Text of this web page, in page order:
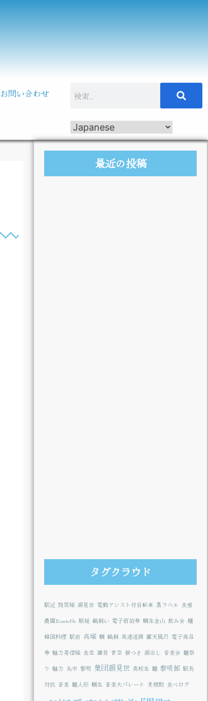
お問い合わせ
最近の投稿
タグクラウド
駅近 鼓笛隊 顔見世 電動アシスト付自転車 黒ラベル 食感
農園KazetoNe 順延 鵜飼い 電子宿泊券 鯛生金山 飲み会 麺
韓国料理 駅前 高塚 鯛 鵜飼 高速道路 露天風呂 電子商品
券 魅力発信隊 食堂 雑貨 青空 餅つき 顔出し 音楽会 雛祭
り 魅力 鳥市 黎明 集団顔見世 高校生 雛 黎明館 駅長
対抗 音楽 雛人形 鯛生 音楽大パレード 麦焼酎 食べログ